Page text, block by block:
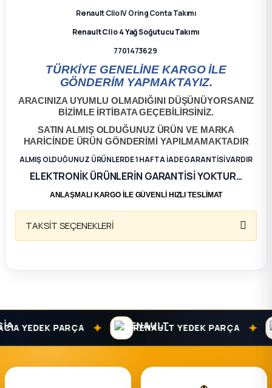
Parça
Parça
Parça
Renault Clio IV Oring Conta Takımı
Renault Clio 4 Yağ Soğutucu Takımı
7701473629
TÜRKİYE GENELİNE KARGO İLE
GÖNDERİM YAPMAKTAYIZ.
ARACINIZA UYUMLU OLMADIĞINI DÜŞÜNÜYORSANIZ
BİZİMLE İRTİBATA GEÇEBİLİRSİNİZ.
SATIN ALMIŞ OLDUĞUNUZ ÜRÜN VE MARKA
HARİCİNDE ÜRÜN GÖNDERİMİ YAPILMAMAKTADIR
ALMIŞ OLDUĞUNUZ ÜRÜNLERDE 1 HAFTA İADE GARANTİSİ VARDIR
ELEKTRONİK ÜRÜNLERİN GARANTİSİ YOKTUR…
ANLAŞMALI KARGO İLE GÜVENLİ HIZLI TESLİMAT
TAKSİT SEÇENEKLERİ
YEDEK PARÇA ✦ RENAULT YEDEK PARÇA ✦